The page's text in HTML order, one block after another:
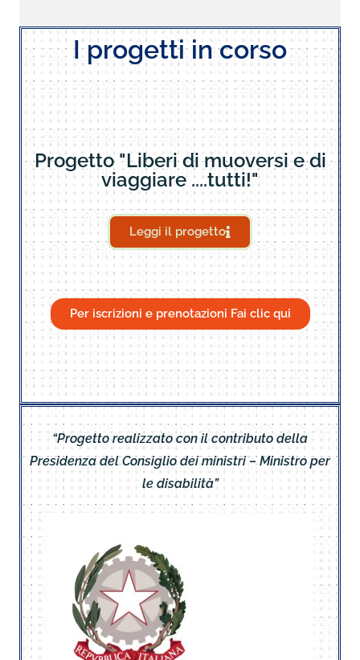
I progetti in corso
Progetto "Liberi di muoversi e di
viaggiare ....tutti!"
Leggi il progetto
Per iscrizioni e prenotazioni Fai clic qui
“Progetto realizzato con il contributo della
Presidenza del Consiglio dei ministri – Ministro per
le disabilità”